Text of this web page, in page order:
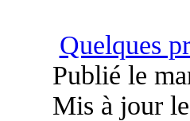
Quelques
Publié le
Mis à jour